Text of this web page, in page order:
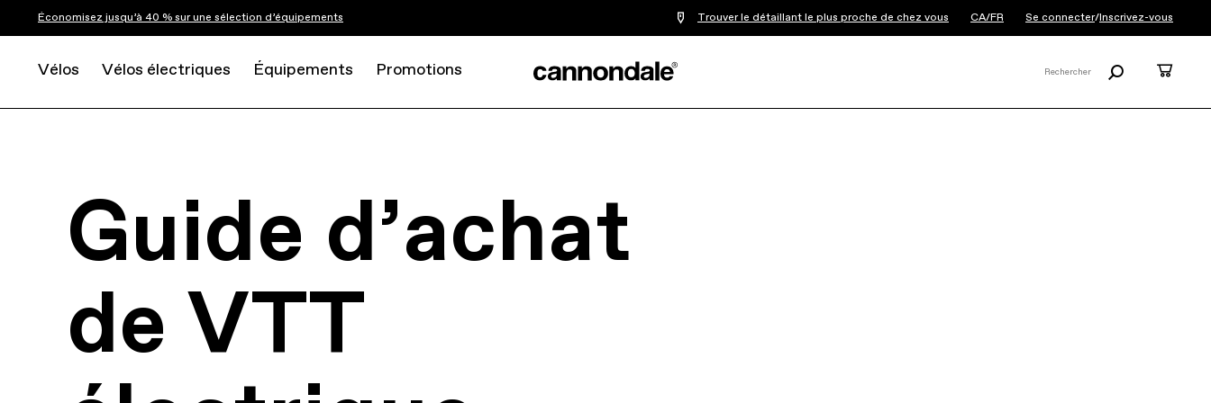
Économisez jusqu’à 40 % sur une sélection d’équipements Trouver le détaillant le plus proche de chez vous CA/FR Se connecter/Inscrivez-vous
Vélos Vélos électriques Équipements Promotions Rechercher
Guide d’achat
de VTT